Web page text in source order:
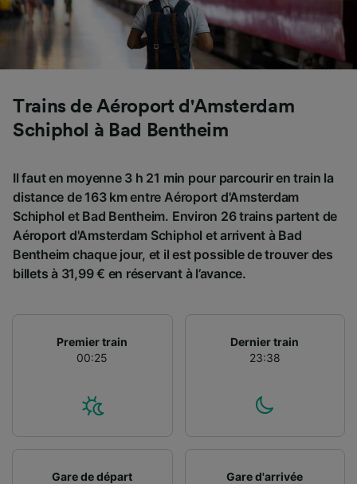
Trains de Aéroport d'Amsterdam
Schiphol à Bad Bentheim
Il faut en moyenne 3 h 21 min pour parcourir en train la
distance de 163 km entre Aéroport d'Amsterdam
Schiphol et Bad Bentheim. Environ 26 trains partent de
Aéroport d'Amsterdam Schiphol et arrivent à Bad
Bentheim chaque jour, et il est possible de trouver des
billets à 31,99 € en réservant à l’avance.
Premier train
00:25
Dernier train
23:38
Gare de départ
Gare d'arrivée